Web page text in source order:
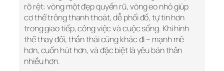
rõ rệt: vòng một đẹp quyến rũ, vòng eo nhỏ giúp
cơ thể trông thanh thoát, dễ phối đồ, tự tin hơn
trong giao tiếp, công việc và cuộc sống. Khi hình
thể thay đổi, thần thái cũng khác đi – mạnh mẽ
hơn, cuốn hút hơn, và đặc biệt là yêu bản thân
nhiều hơn.